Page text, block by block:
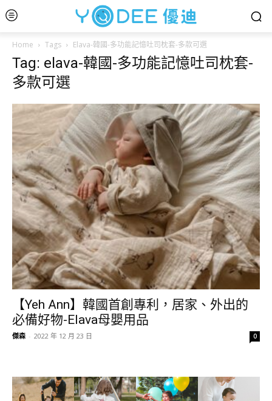
Home Tags Elava-韓國-多功能記憶吐司枕套-多款可選
Tag: elava-韓國-多功能記憶吐司枕套-
多款可選
【Yeh Ann】韓國首創專利，居家、外出的
必備好物-Elava母嬰用品
傑森 - 2022 年 12 月 23 日 0